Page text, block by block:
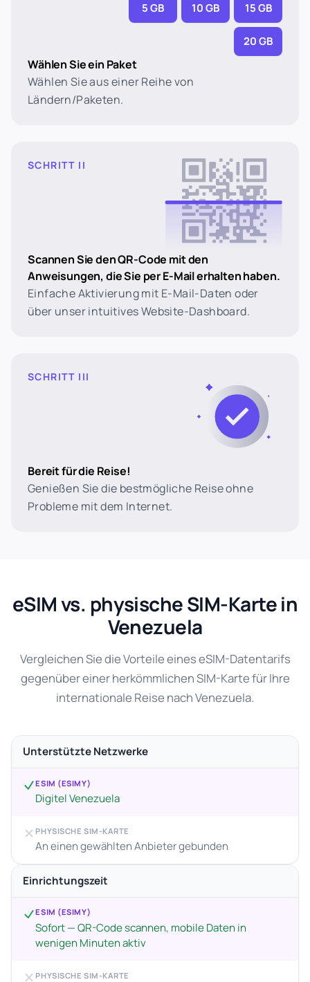
5 GB 10 GB 15 GB
20 GB
Wählen Sie ein Paket
Wählen Sie aus einer Reihe von
Ländern/Paketen.
SCHRITT II
Scannen Sie den QR-Code mit den
Anweisungen, die Sie per E-Mail erhalten haben.
Einfache Aktivierung mit E-Mail-Daten oder
über unser intuitives Website-Dashboard.
SCHRITT III
Bereit für die Reise!
Genießen Sie die bestmögliche Reise ohne
Probleme mit dem Internet.
eSIM vs. physische SIM-Karte in
Venezuela
Vergleichen Sie die Vorteile eines eSIM-Datentarifs
gegenüber einer herkömmlichen SIM-Karte für Ihre
internationale Reise nach Venezuela.
Unterstützte Netzwerke
ESIM (ESIMY)
Digitel Venezuela
PHYSISCHE SIM-KARTE
An einen gewählten Anbieter gebunden
Einrichtungszeit
ESIM (ESIMY)
Sofort — QR-Code scannen, mobile Daten in
wenigen Minuten aktiv
PHYSISCHE SIM-KARTE